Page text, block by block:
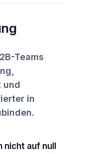
Teams
und
in
nicht auf null